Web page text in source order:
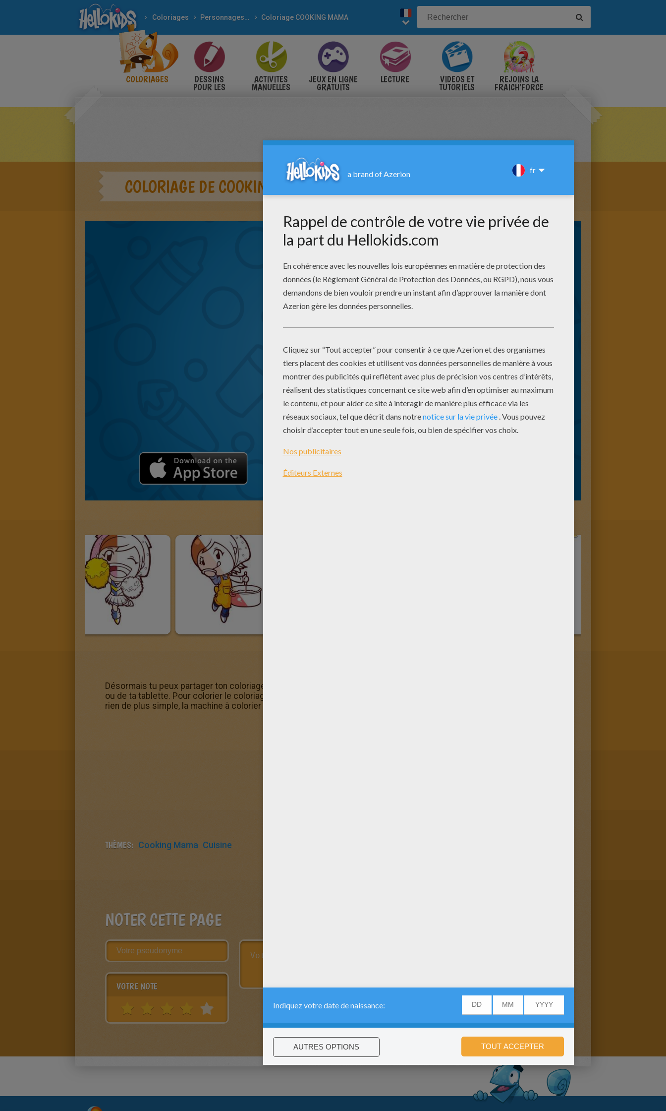
Coloriages Personnages de jeux vidéo Coloriage COOKING MAMA
COLORIAGES DESSINS
POUR LES
ACTIVITES
MANUELLES
JEUX EN LIGNE
GRATUITS
LECTURE VIDÉOS ET
TUTORIELS
REJOINS LA
FRAICH'FORCE
COLORIAGE DE COOKING MAMA EN CUISINE
Désormais tu peux partager ton coloriage de Cooking Mama en cuisine en l'envoyant directement de ton smartphone
ou de ta tablette. Pour colorier le coloriage de Cooking Mama en cuisine directement sur ta tablette ou ton ordinateur,
rien de plus simple, la machine à colorier est là pour faire de super coloriages
THÈMES: Cooking Mama Cuisine
NOTER CETTE PAGE
VOTRE NOTE